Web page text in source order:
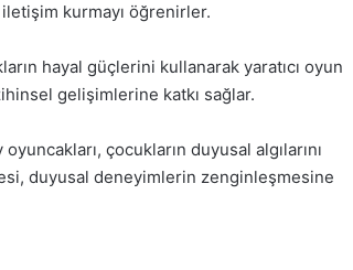
kurmayı öğrenirler.
hayal güçlerini kullanarak yaratıcı oyun
gelişimlerine katkı sağlar.
çocukların duyusal algılarını
duyusal deneyimlerin zenginleşmesine